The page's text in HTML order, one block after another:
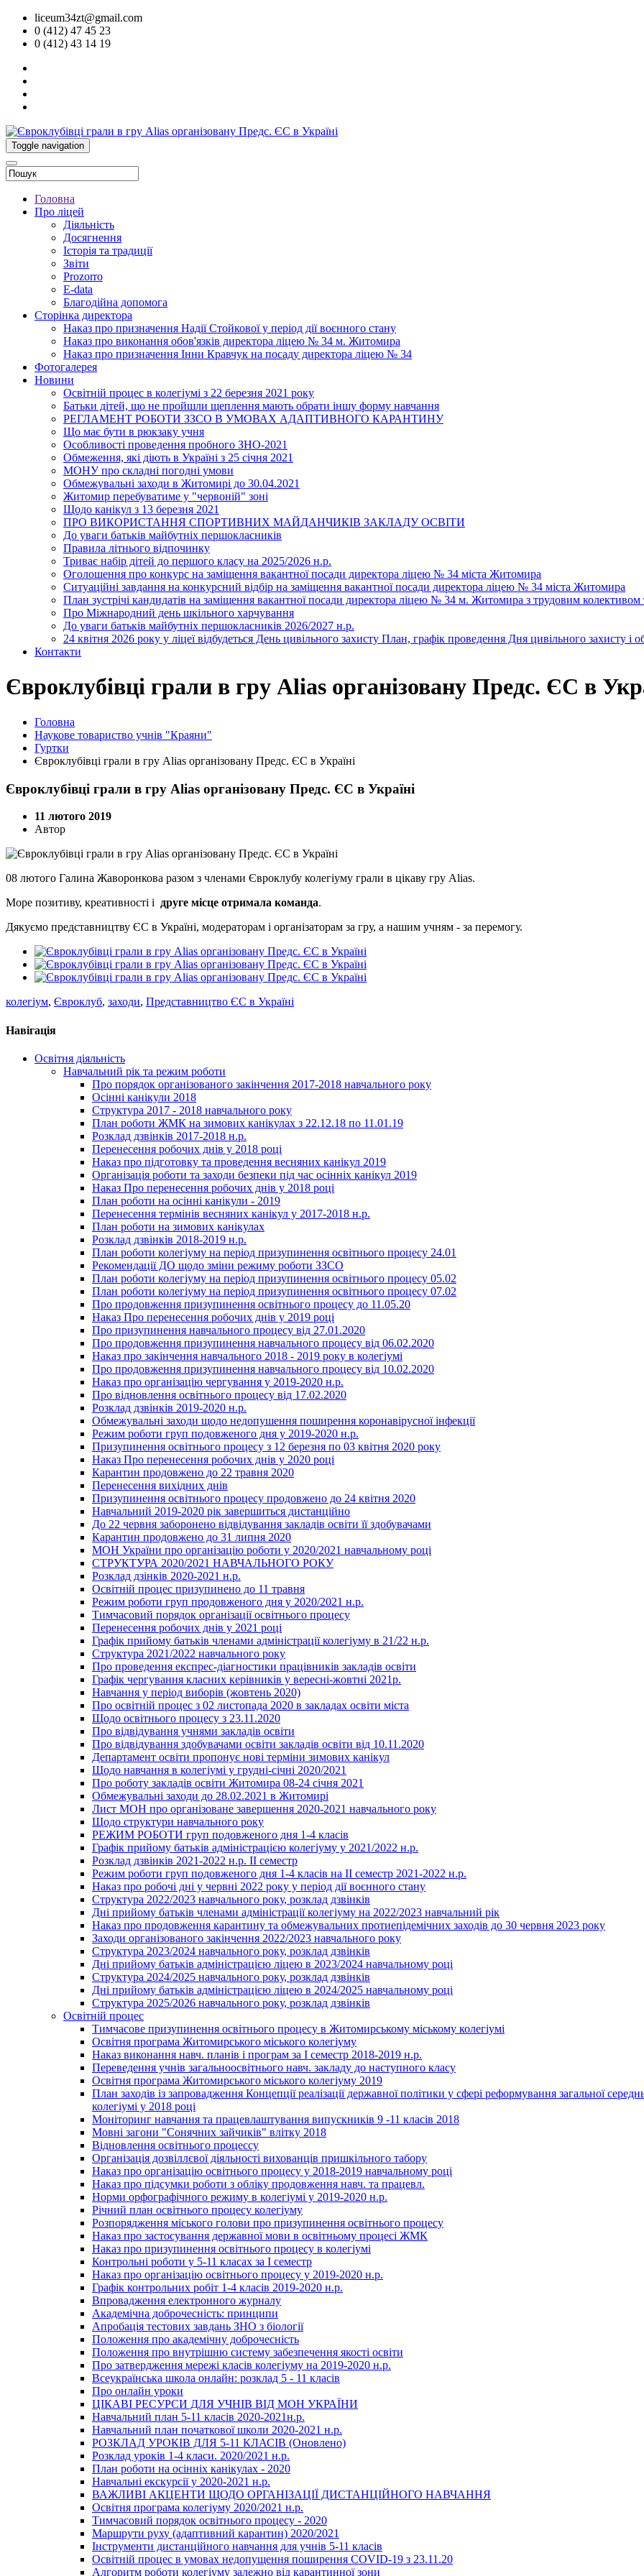
liceum34zt@gmail.com
0 (412) 47 45 23
0 (412) 43 14 19
Toggle navigation
Головна
Про ліцей
Діяльність
Досягнення
Історія та традиції
Звіти
Prozorro
E-data
Благодійна допомога
Сторінка директора
Наказ про призначення Надії Стойкової у період дії воєнного стану
Наказ про виконання обов'язків директора ліцею № 34 м. Житомира
Наказ про призначення Інни Кравчук на посаду директора ліцею № 34
Фотогалерея
Новини
Освітній процес в колегіумі з 22 березня 2021 року
Батьки дітей, що не пройшли щеплення мають обрати іншу форму навчання
РЕГЛАМЕНТ РОБОТИ ЗЗСО В УМОВАХ АДАПТИВНОГО КАРАНТИНУ
Що має бути в рюкзаку учня
Особливості проведення пробного ЗНО-2021
Обмеження, які діють в Україні з 25 січня 2021
МОНУ про складні погодні умови
Обмежувальні заходи в Житомирі до 30.04.2021
Житомир перебуватиме у "червоній" зоні
Щодо канікул з 13 березня 2021
ПРО ВИКОРИСТАННЯ СПОРТИВНИХ МАЙДАНЧИКІВ ЗАКЛАДУ ОСВІТИ
До уваги батьків майбутніх першокласників
Правила літнього відпочинку
Триває набір дітей до першого класу на 2025/2026 н.р.
Оголошення про конкурс на заміщення вакантної посади директора ліцею № 34 міста Житомира
Ситуаційні завдання на конкурсний відбір на заміщення вакантної посади директора ліцею № 34 міста Житомира
План зустрічі кандидатів на заміщення вакантної посади директора ліцею № 34 м. Житомира з трудовим колективом
Про Міжнародний день шкільного харчування
До уваги батьків майбутніх першокласників 2026/2027 н.р.
24 квітня 2026 року у ліцеї відбудеться День цивільного захисту План, графік проведення Дня цивільного захисту і
Контакти
Євроклубівці грали в гру Alias організовану Предс. ЄС в
Головна
Наукове товариство учнів "Краяни"
Гуртки
Євроклубівці грали в гру Alias організовану Предс. ЄС в Україні
Євроклубівці грали в гру Alias організовану Предс. ЄС в Україні
11 лютого 2019
Автор
08 лютого Галина Жаворонкова разом з членами Євроклубу колегіуму грали в цікаву гру Alias.
Море позитиву, креативності і друге місце отримала команда.
Дякуємо представництву ЄС в Україні, модераторам і організаторам за гру, а нашим учням - за перемогу.
колегіум, Євроклуб, заходи, Представництво ЄС в Україні
Навігація
Освітня діяльність
Навчальний рік та режим роботи
Про порядок організованого закінчення 2017-2018 навчального року
Осінні канікули 2018
Структура 2017 - 2018 навчального року
План роботи ЖМК на зимових канікулах з 22.12.18 по 11.01.19
Розклад дзвінків 2017-2018 н.р.
Перенесення робочих днів у 2018 році
Наказ про підготовку та проведення весняних канікул 2019
Організація роботи та заходи безпеки під час осінніх канікул 2019
Наказ Про перенесення робочих днів у 2018 році
План роботи на осінні канікули - 2019
Перенесення термінів весняних канікул у 2017-2018 н.р.
План роботи на зимових канікулах
Розклад дзвінків 2018-2019 н.р.
План роботи колегіуму на період призупинення освітнього процесу 24.01
Рекомендації ДО щодо зміни режиму роботи ЗЗСО
План роботи колегіуму на період призупинення освітнього процесу 05.02
План роботи колегіуму на період призупинення освітнього процесу 07.02
Про продовження призупинення освітнього процесу до 11.05.20
Наказ Про перенесення робочих днів у 2019 році
Про призупинення навчального процесу від 27.01.2020
Про продовження призупинення навчального процесу від 06.02.2020
Наказ про закінчення навчального 2018 - 2019 року в колегіумі
Про продовження призупинення навчального процесу від 10.02.2020
Наказ про організацію чергування у 2019-2020 н.р.
Про відновлення освітнього процесу від 17.02.2020
Розклад дзвінків 2019-2020 н.р.
Обмежувальні заходи щодо недопушення поширення коронавірусної інфекції
Режим роботи груп подовженого дня у 2019-2020 н.р.
Призупинення освітнього процесу з 12 березня по 03 квітня 2020 року
Наказ Про перенесення робочих днів у 2020 році
Карантин продовжено до 22 травня 2020
Перенесення вихідних днів
Призупинення освітнього процесу продовжено до 24 квітня 2020
Навчальний 2019-2020 рік завершиться дистанційно
До 22 червня заборонено відвідування закладів освіти її здобувачами
Карантин продовжено до 31 липня 2020
МОН України про організацію роботи у 2020/2021 навчальному році
СТРУКТУРА 2020/2021 НАВЧАЛЬНОГО РОКУ
Розклад дзінків 2020-2021 н.р.
Освітній процес призупинено до 11 травня
Режим роботи груп продовженого дня у 2020/2021 н.р.
Тимчасовий порядок організації освітнього процесу
Перенесення робочих днів у 2021 році
Графік прийому батьків членами адміністрації колегіуму в 21/22 н.р.
Структура 2021/2022 навчального року
Про проведення експрес-діагностики працівників закладів освіти
Графік чергування класних керівників у вересні-жовтні 2021р.
Навчання у період виборів (жовтень 2020)
Про освітній процес з 02 листопада 2020 в закладах освіти міста
Щодо освітнього процесу з 23.11.2020
Про відвідування учнями закладів освіти
Про відвідування здобувачами освіти закладів освіти від 10.11.2020
Департамент освіти пропонує нові терміни зимових канікул
Щодо навчання в колегіумі у грудні-січні 2020/2021
Про роботу закладів освіти Житомира 08-24 січня 2021
Обмежувальні заходи до 28.02.2021 в Житомирі
Лист МОН про організоване завершення 2020-2021 навчального року
Щодо структури навчального року
РЕЖИМ РОБОТИ груп подовженого дня 1-4 класів
Графік прийому батьків адміністрацією колегіуму у 2021/2022 н.р.
Розклад дзвінків 2021-2022 н.р. ІІ семестр
Режим роботи груп подовженого дня 1-4 класів на ІІ семестр 2021-2022 н.р.
Наказ про робочі дні у червні 2022 року у період дії воєнного стану
Структура 2022/2023 навчального року, розклад дзвінків
Дні прийому батьків членами адміністрації колегіуму на 2022/2023 навчальний рік
Наказ про продовження карантину та обмежувальних протиепідемічних заходів до 30 червня 2023 року
Заходи організованого закінчення 2022/2023 навчального року
Структура 2023/2024 навчального року, розклад дзвінків
Дні прийому батьків адміністрацією ліцею в 2023/2024 навчальному році
Структура 2024/2025 навчального року, розклад дзвінків
Дні прийому батьків адміністрацією ліцею в 2024/2025 навчальному році
Структура 2025/2026 навчального року, розклад дзвінків
Освітній процес
Тимчасове призупинення освітнього процесу в Житомирському міському колегіумі
Освітня програма Житомирського міського колегіуму
Наказ виконання навч. планів і програм за І семестр 2018-2019 н.р.
Переведення учнів загальноосвітнього навч. закладу до наступного класу
Освітня програма Житомирського міського колегіуму 2019
План заходів із запровадження Концепції реалізації державної політики у сфері реформування загальної
колегіумі у 2018 році
Моніторинг навчання та працевлаштування випускників 9 -11 класів 2018
Мовні загони "Сонячних зайчиків" влітку 2018
Відновлення освітнього процессу
Організація дозвіллєвої діяльності вихованців пришкільного табору
Наказ про організацію освітнього процесу у 2018-2019 навчальному році
Наказ про підсумки роботи з обліку продовження навч. та працевл.
Норми орфографічного режиму в колегіумі у 2019-2020 н.р.
Річний план освітнього процесу колегіуму
Розпорядження міського голови про призупинення освітнього процесу
Наказ про застосування державної мови в освітньому процесі ЖМК
Наказ про призупинення освітнього процесу в колегіумі
Контрольні роботи у 5-11 класах за І семестр
Наказ про організацію освітнього процесу у 2019-2020 н.р.
Графік контрольних робіт 1-4 класів 2019-2020 н.р.
Впровадження електронного журналу
Академічна доброчесність: принципи
Апробація тестових завдань ЗНО з біології
Положення про академічну доброчесність
Положення про внутрішню систему забезпечення якості освіти
Про затвердження мережі класів колегіуму на 2019-2020 н.р.
Всеукраїнська школа онлайн: розклад 5 - 11 класів
Про онлайн уроки
ЦІКАВІ РЕСУРСИ ДЛЯ УЧНІВ ВІД МОН УКРАЇНИ
Навчальний план 5-11 класів 2020-2021н.р.
Навчальний план початкової школи 2020-2021 н.р.
РОЗКЛАД УРОКІВ ДЛЯ 5-11 КЛАСІВ (Оновлено)
Розклад уроків 1-4 класи. 2020/2021 н.р.
План роботи на осінніх канікулах - 2020
Навчальні екскурсії у 2020-2021 н.р.
ВАЖЛИВІ АКЦЕНТИ ЩОДО ОРГАНІЗАЦІЇ ДИСТАНЦІЙНОГО НАВЧАННЯ
Освітня програма колегіуму 2020/2021 н.р.
Тимчасовий порядок освітнього процесу - 2020
Маршрути руху (адаптивний карантин) 2020/2021
Інструменти дистанційного навчання для учнів 5-11 класів
Освітній процес в умовах недопущення поширення COVID-19 з 23.11.20
Алгоритм роботи колегіуму залежно від карантинної зони